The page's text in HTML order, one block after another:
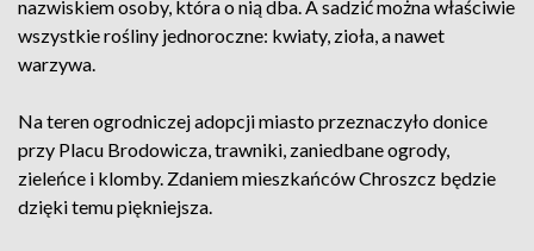
nazwiskiem osoby, która o nią dba. A sadzić można właściwie
wszystkie rośliny jednoroczne: kwiaty, zioła, a nawet
warzywa.
Na teren ogrodniczej adopcji miasto przeznaczyło donice
przy Placu Brodowicza, trawniki, zaniedbane ogrody,
zieleńce i klomby. Zdaniem mieszkańców Chroszcz będzie
dzięki temu piękniejsza.